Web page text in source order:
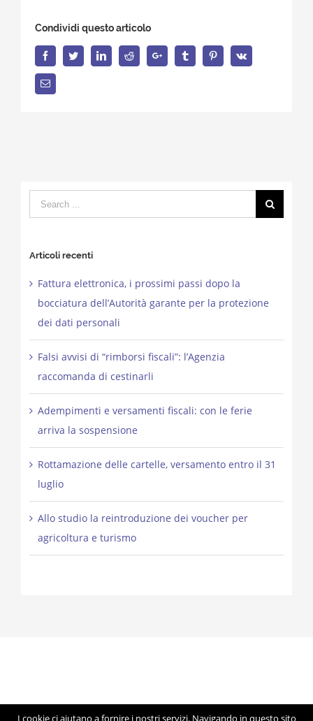
Condividi questo articolo
FacebookTwitterLinkedInReddit Google+ Tumblr PinterestVk
Email
Search
for:
Articoli recenti
Fattura elettronica, i prossimi passi dopo la
bocciatura dell’Autorità garante per la protezione
dei dati personali
Falsi avvisi di “rimborsi fiscali”: l’Agenzia
raccomanda di cestinarli
Adempimenti e versamenti fiscali: con le ferie
arriva la sospensione
Rottamazione delle cartelle, versamento entro il 31
luglio
Allo studio la reintroduzione dei voucher per
agricoltura e turismo
I cookie ci aiutano a fornire i nostri servizi. Navigando in questo sito